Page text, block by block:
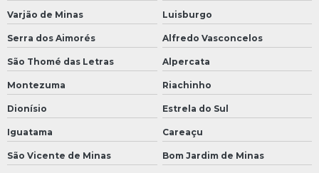
Varjão de Minas Luisburgo
Serra dos Aimorés Alfredo Vasconcelos
São Thomé das Letras Alpercata
Montezuma Riachinho
Dionísio Estrela do Sul
Iguatama Careaçu
São Vicente de Minas Bom Jardim de Minas